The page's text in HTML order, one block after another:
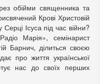
обійми священника та
Крові Христовій
Ісуса під час війни?
Марія», семінарист
Барнич, ділиться своєю
про життя української
нас до своїх перших